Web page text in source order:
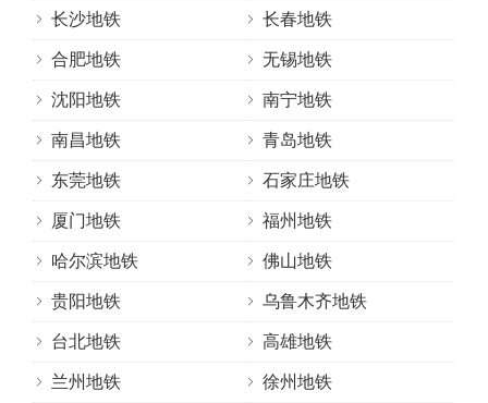
长沙地铁 长春地铁
合肥地铁 无锡地铁
沈阳地铁 南宁地铁
南昌地铁 青岛地铁
东莞地铁 石家庄地铁
厦门地铁 福州地铁
哈尔滨地铁 佛山地铁
贵阳地铁 乌鲁木齐地铁
台北地铁 高雄地铁
兰州地铁 徐州地铁